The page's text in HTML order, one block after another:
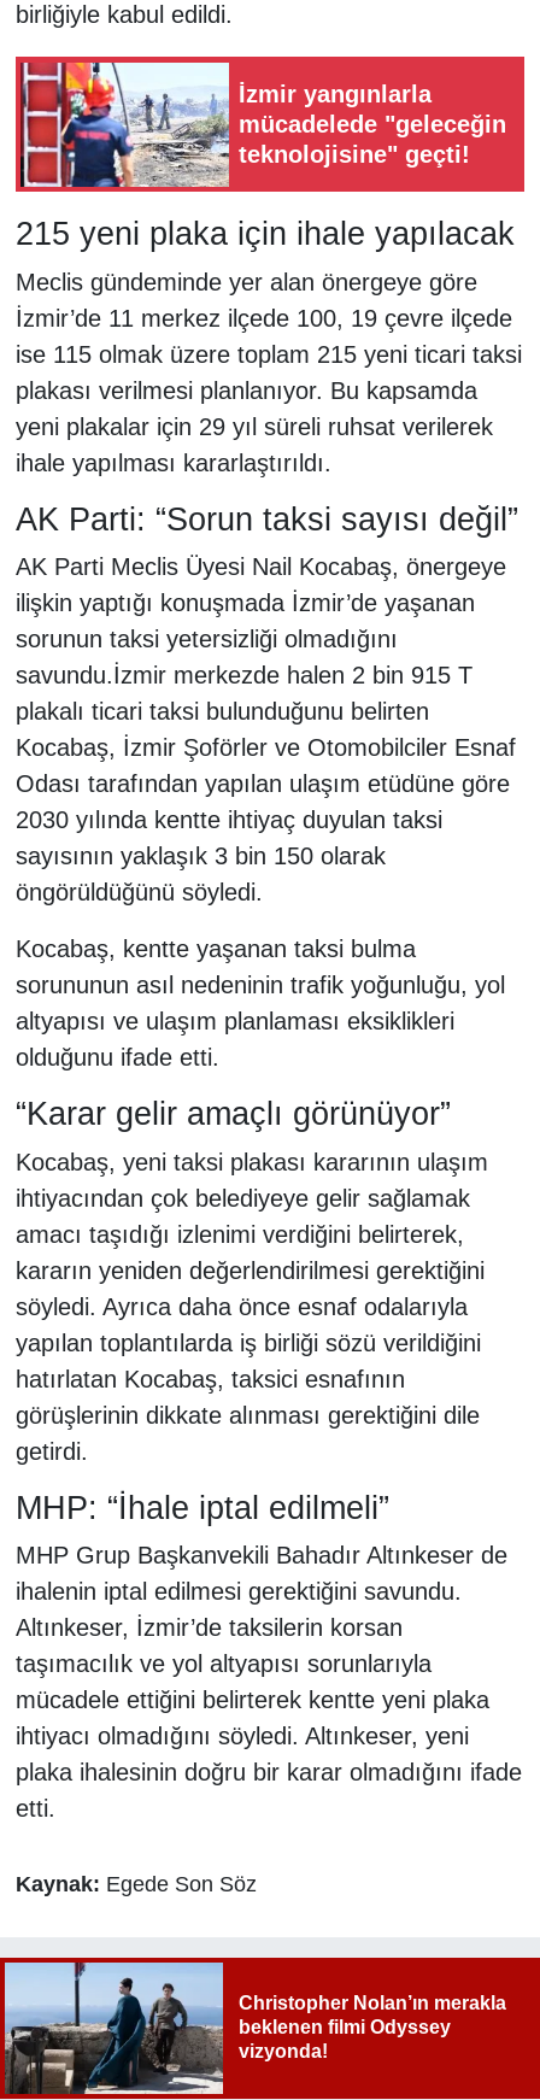
birliğiyle kabul edildi.
İzmir yangınlarla
mücadelede "geleceğin
teknolojisine" geçti!
215 yeni plaka için ihale yapılacak
Meclis gündeminde yer alan önergeye göre
İzmir’de 11 merkez ilçede 100, 19 çevre ilçede
ise 115 olmak üzere toplam 215 yeni ticari taksi
plakası verilmesi planlanıyor. Bu kapsamda
yeni plakalar için 29 yıl süreli ruhsat verilerek
ihale yapılması kararlaştırıldı.
AK Parti: “Sorun taksi sayısı değil”
AK Parti Meclis Üyesi Nail Kocabaş, önergeye
ilişkin yaptığı konuşmada İzmir’de yaşanan
sorunun taksi yetersizliği olmadığını
savundu.İzmir merkezde halen 2 bin 915 T
plakalı ticari taksi bulunduğunu belirten
Kocabaş, İzmir Şoförler ve Otomobilciler Esnaf
Odası tarafından yapılan ulaşım etüdüne göre
2030 yılında kentte ihtiyaç duyulan taksi
sayısının yaklaşık 3 bin 150 olarak
öngörüldüğünü söyledi.
Kocabaş, kentte yaşanan taksi bulma
sorununun asıl nedeninin trafik yoğunluğu, yol
altyapısı ve ulaşım planlaması eksiklikleri
olduğunu ifade etti.
“Karar gelir amaçlı görünüyor”
Kocabaş, yeni taksi plakası kararının ulaşım
ihtiyacından çok belediyeye gelir sağlamak
amacı taşıdığı izlenimi verdiğini belirterek,
kararın yeniden değerlendirilmesi gerektiğini
söyledi. Ayrıca daha önce esnaf odalarıyla
yapılan toplantılarda iş birliği sözü verildiğini
hatırlatan Kocabaş, taksici esnafının
görüşlerinin dikkate alınması gerektiğini dile
getirdi.
MHP: “İhale iptal edilmeli”
MHP Grup Başkanvekili Bahadır Altınkeser de
ihalenin iptal edilmesi gerektiğini savundu.
Altınkeser, İzmir’de taksilerin korsan
taşımacılık ve yol altyapısı sorunlarıyla
mücadele ettiğini belirterek kentte yeni plaka
ihtiyacı olmadığını söyledi. Altınkeser, yeni
plaka ihalesinin doğru bir karar olmadığını ifade
etti.
Kaynak: Egede Son Söz
Christopher Nolan’ın merakla
beklenen filmi Odyssey
vizyonda!